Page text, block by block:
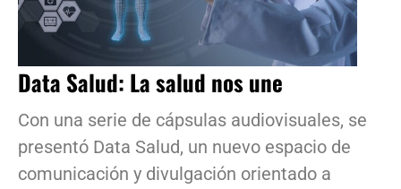
Data Salud: La salud nos une
Con una serie de cápsulas audiovisuales, se
presentó Data Salud, un nuevo espacio de
comunicación y divulgación orientado a